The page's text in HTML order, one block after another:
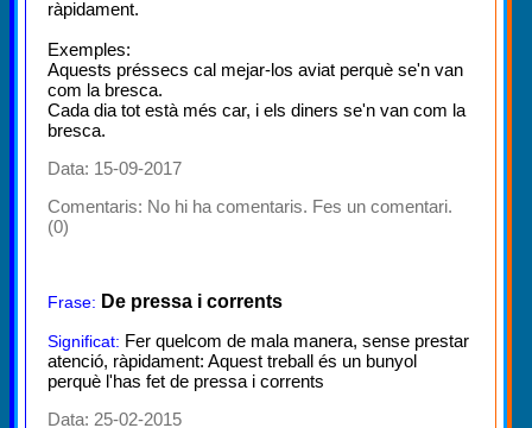
ràpidament.
Exemples:
Aquests préssecs cal mejar-los aviat perquè se'n van
com la bresca.
Cada dia tot està més car, i els diners se'n van com la
bresca.
Data: 15-09-2017
Comentaris: No hi ha comentaris. Fes un comentari.
(0)
Frase: De pressa i corrents
Significat: Fer quelcom de mala manera, sense prestar
atenció, ràpidament: Aquest treball és un bunyol
perquè l'has fet de pressa i corrents
Data: 25-02-2015